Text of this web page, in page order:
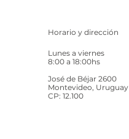
Horario y dirección
Lunes a viernes
8:00 a 18:00hs
José de Béjar 2600
Montevideo, Uruguay
CP: 12.100